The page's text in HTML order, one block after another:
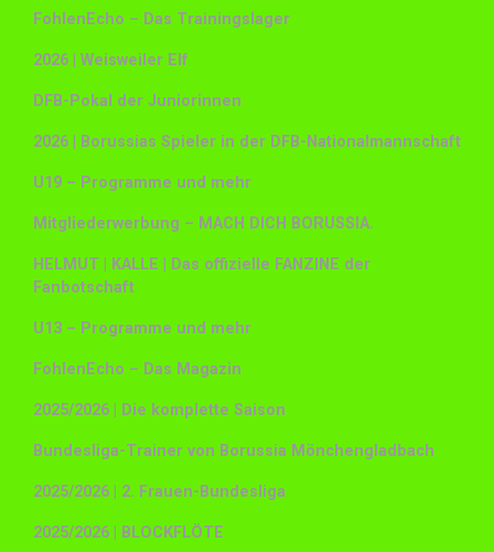
FohlenEcho – Das Trainingslager
2026 | Weisweiler Elf
DFB-Pokal der Juniorinnen
2026 | Borussias Spieler in der DFB-Nationalmannschaft
U19 – Programme und mehr
Mitgliederwerbung – MACH DICH BORUSSIA.
HELMUT | KALLE | Das offizielle FANZINE der
Fanbotschaft
U13 – Programme und mehr
FohlenEcho – Das Magazin
2025/2026 | Die komplette Saison
Bundesliga-Trainer von Borussia Mönchengladbach
2025/2026 | 2. Frauen-Bundesliga
2025/2026 | BLOCKFLÖTE